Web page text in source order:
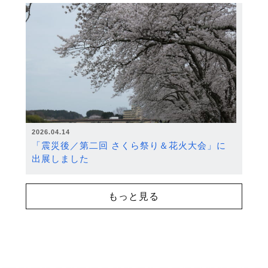
2026.04.14
「震災後／第二回 さくら祭り＆花火大会」に
出展しました
もっと見る